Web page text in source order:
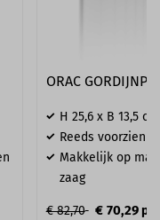
ORAC
H 25,6 x B 13,5 cm
Reeds voorzien
Makkelijk op
zaag
€ 82,70 € 70,29p/